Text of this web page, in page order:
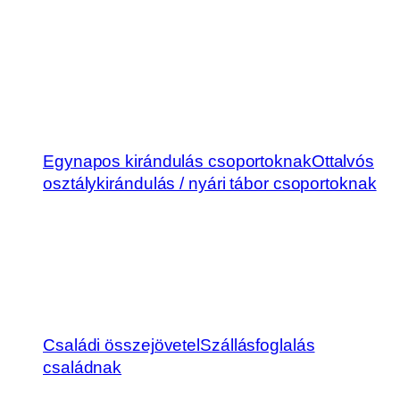
Egynapos kirándulás csoportoknakOttalvós
osztálykirándulás / nyári tábor csoportoknak
Családi összejövetelSzállásfoglalás
családnak